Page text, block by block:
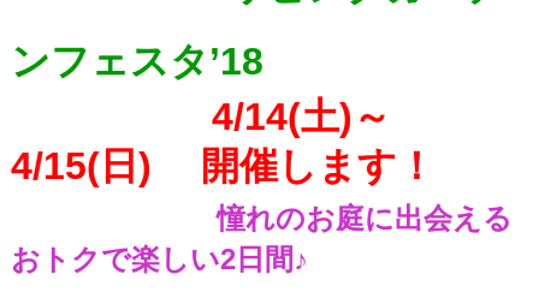
ンフェスタ’18
4/14(土)～
4/15(日) 開催します！
憧れのお庭に出会える
おトクで楽しい2日間♪